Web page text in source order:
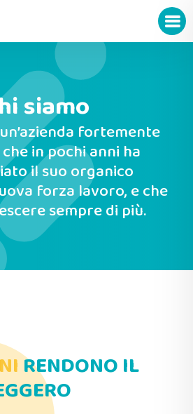
siamo
fortemente
in pochi anni ha
il suo organico
forza lavoro, e che
sempre di più.
RENDONO IL